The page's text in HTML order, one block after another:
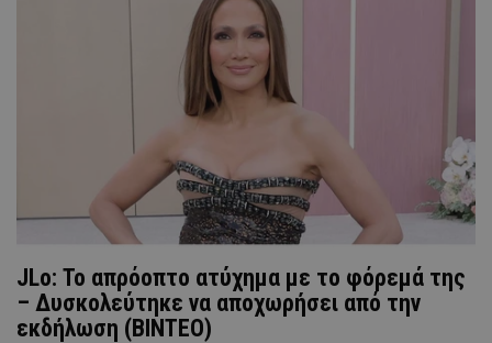
JLo: Το απρόοπτο ατύχημα με το φόρεμά της
– Δυσκολεύτηκε να αποχωρήσει από την
εκδήλωση (ΒΙΝΤΕΟ)